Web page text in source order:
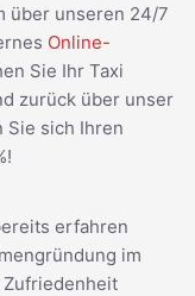
über unseren 24/7
Online-
Sie Ihr Taxi
zurück über unser
Sie sich Ihren
erfahren
im
Zufriedenheit